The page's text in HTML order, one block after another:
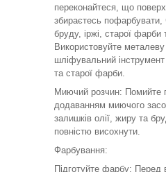
переконайтеся, що
збираєтесь пофарбувати,
бруду, іржі, старої фарби
Використовуйте
шліфувальний
та старої фарби.
Миючий розчин: Помийте
додаванням миючого
залишків олії, жиру та
повністю висохнути.
Фарбування:
Підготуйте фарбу: Перед